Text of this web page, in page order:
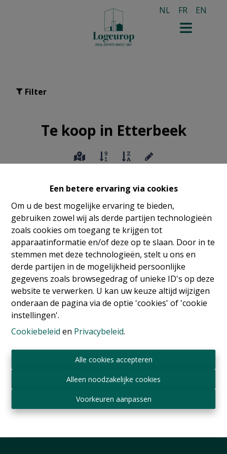
Een betere ervaring via cookies
Om u de best mogelijke ervaring te bieden,
gebruiken zowel wij als derde partijen technologieën
zoals cookies om toegang te krijgen tot
apparaatinformatie en/of deze op te slaan. Door in te
stemmen met deze technologieën, stelt u ons en
derde partijen in de mogelijkheid persoonlijke
gegevens zoals browsegedrag of unieke ID's op deze
website te verwerken. U kan uw keuze altijd wijzigen
onderaan de pagina via de optie 'cookies' of 'cookie
instellingen'.
Cookiebeleid en Privacybeleid.
Alle cookies accepteren
Alleen noodzakelijke cookies
Voorkeuren aanpassen
NL FR EN
Filter
Te koop in Etterbeek
Appartement
Rue des Ménapiens , 1040 Etterbeek
200 m²